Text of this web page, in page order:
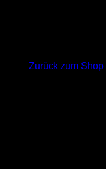
Zurück zum Shop